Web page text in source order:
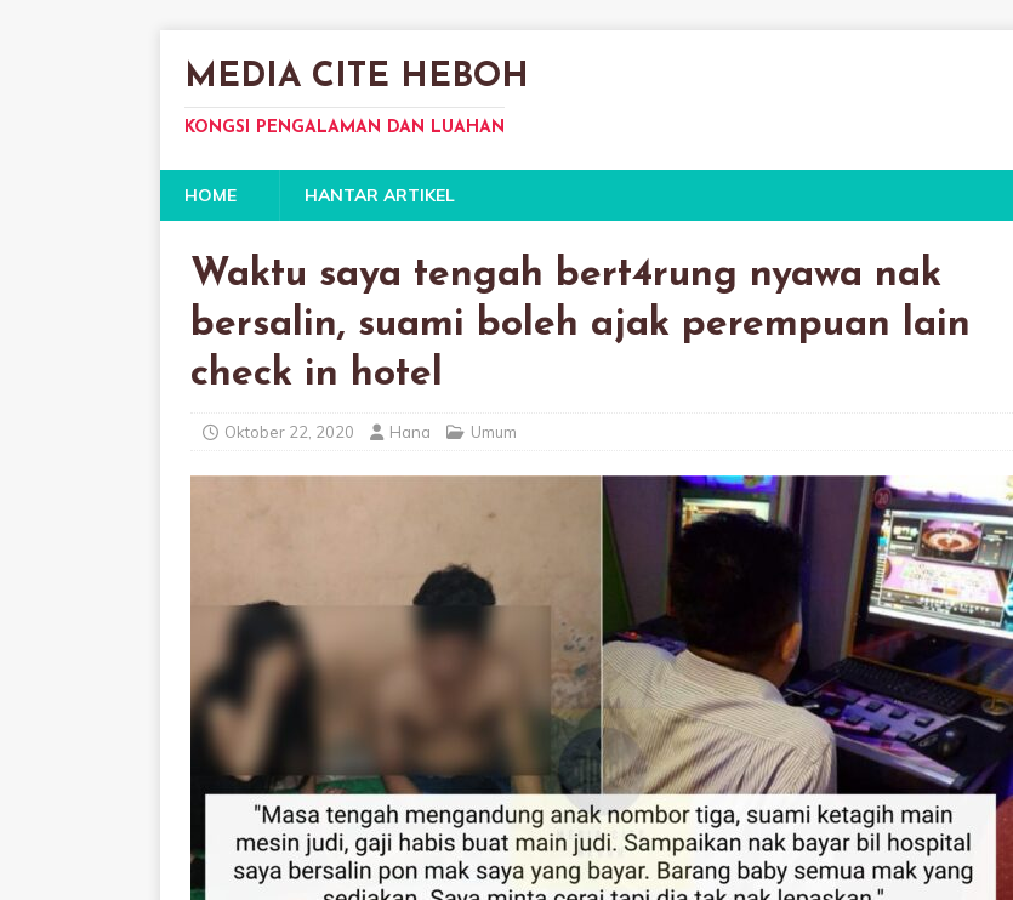
MEDIA CITE HEBOH
KONGSI PENGALAMAN DAN LUAHAN
HOME HANTAR ARTIKEL
Waktu saya tengah bert4rung nyawa nak
bersalin, suami boleh ajak perempuan lain
check in hotel
Oktober 22, 2020 Hana Umum